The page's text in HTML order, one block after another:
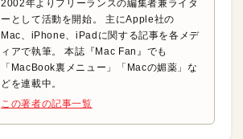
2002年よりフリーランスの編集者兼ライタ
ーとして活動を開始。 主にApple社の
Mac、iPhone、iPadに関する記事を各メデ
ィアで執筆。 本誌『Mac Fan』でも
「MacBook裏メニュー」「Macの媚薬」な
どを連載中。
この著者の記事一覧